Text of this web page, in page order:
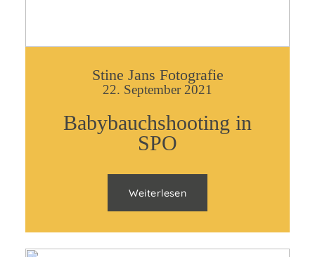
Stine Jans Fotografie
22. September 2021
Babybauchshooting in
SPO
Weiterlesen